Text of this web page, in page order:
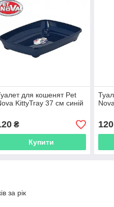
для кошенят Pet
KittyTray 37 см синій
₴
Купити
120
за рік